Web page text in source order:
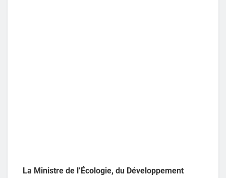
La Ministre de l’Écologie, du Développement